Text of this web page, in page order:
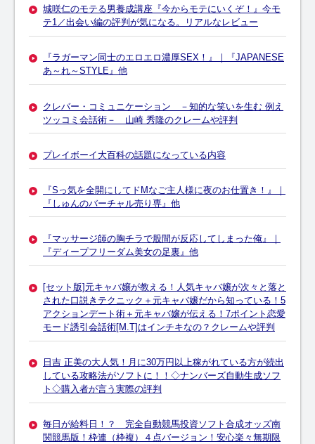
城咲仁のモテる男養成講座『今からモテにいくぞ！』今モ
テ1／出会い編の評判が気になる。リアルなレビュー
『ラガーマン同士のエロエロ濃厚SEX！』｜『JAPANESE
あ～れ～STYLE』他
クレバー・コミュニケーション －知的な笑いを生む 例え
ツッコミ会話術－ 山崎 秀隆のクレームや評判
プレイボーイ大百科の話題になっている内容
『Sっ気を全開にしてドMなご主人様に夜のお仕置き！』｜
『しゅんのバーチャル売り専』他
『マッサージ師の胸チラで股間が反応してしまった俺』｜
『ディープフリーダム美女の足裏』他
[セット版]元キャバ嬢が教える！人気キャバ嬢が次々と落と
された口説きテクニック＋元キャバ嬢だから知っている！5
アクションデート術＋元キャバ嬢が伝える！7ポイント恋愛
モード誘引会話術[M.T]はインチキなの？クレームや評判
日吉 正美の大人気！月に30万円以上稼がれている方が続出
している攻略法がソフトに！！◇ナンバーズ自動生成ソフ
ト◇購入者が言う実際の評判
毎日が給料日！？ 完全自動競馬投資ソフト合成オッズ南
関競馬版！枠連（枠複）４点バージョン！安心楽々無期限